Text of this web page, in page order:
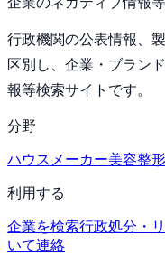
行政機関の公表情報、
区別し、企業・ブラン
報等検索サイトです。
分野
ハウスメーカー美容整
利用する
企業を検索行政処分・
いて連絡